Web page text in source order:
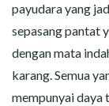
payudara yang
sepasang pantat
dengan mata
karang. Semua
mempunyai daya